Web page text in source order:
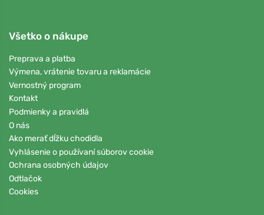
Všetko o nákupe
Preprava a platba
Výmena, vrátenie tovaru a reklamácie
Vernostný program
Kontakt
Podmienky a pravidlá
O nás
Ako merať dĺžku chodidla
Vyhlásenie o používaní súborov cookie
Ochrana osobných údajov
Odtlačok
Cookies